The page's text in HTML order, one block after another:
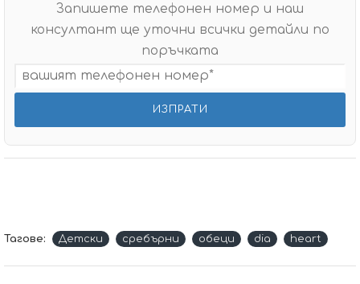
Запишете телефонен номер и наш
консултант ще уточни всички детайли по
поръчката
Тагове: Детски сребърни обеци dia heart